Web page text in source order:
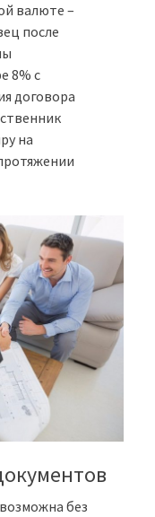
валюте –
после
8% с
договора
на
без